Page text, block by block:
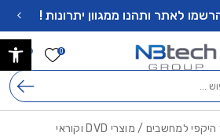
לאתר ותהנו ממגוון יתרונות !
0 הרשימה
היקפי למחשבים /
מוצרי DVD וקוראי